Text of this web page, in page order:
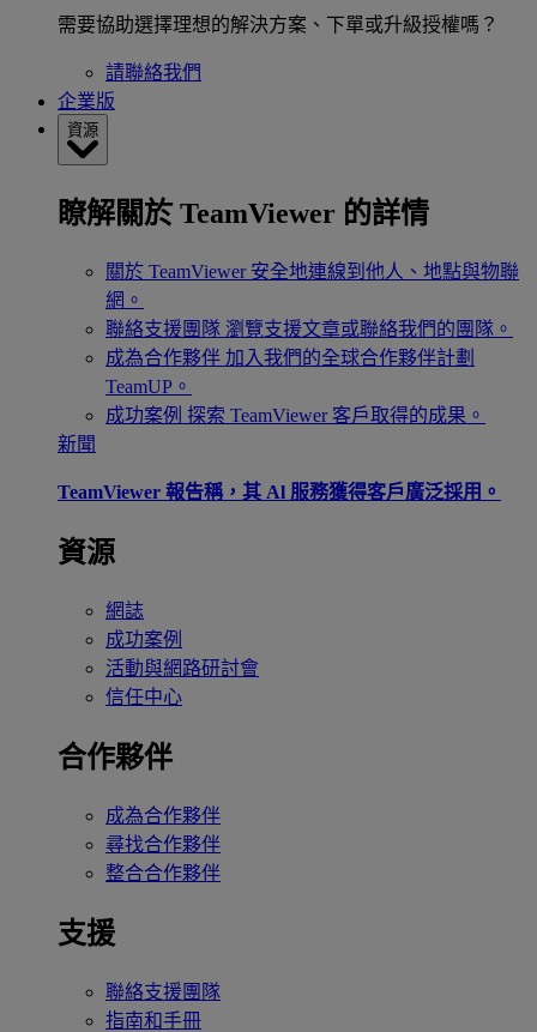
需要協助選擇理想的解決方案、下單或升級授權嗎？
請聯絡我們
企業版
資源
瞭解關於 TeamViewer 的詳情
關於 TeamViewer 安全地連線到他人、地點與物聯
網。
聯絡支援團隊 瀏覽支援文章或聯絡我們的團隊。
成為合作夥伴 加入我們的全球合作夥伴計劃
TeamUP。
成功案例 探索 TeamViewer 客戶取得的成果。
新聞
TeamViewer 報告稱，其 Al 服務獲得客戶廣泛採用。
資源
網誌
成功案例
活動與網路研討會
信任中心
合作夥伴
成為合作夥伴
尋找合作夥伴
整合合作夥伴
支援
聯絡支援團隊
指南和手冊